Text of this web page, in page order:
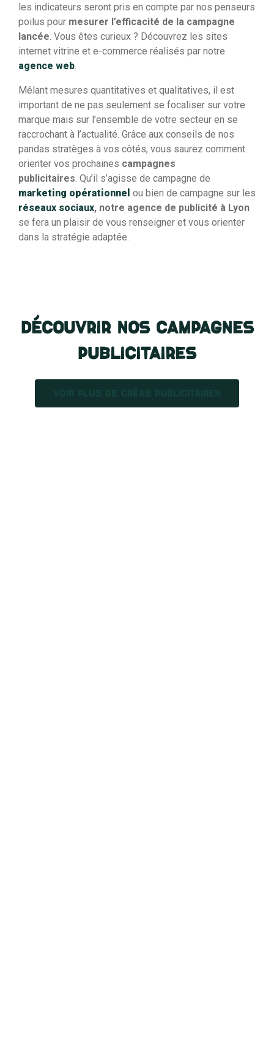
les indicateurs seront pris en compte par nos penseurs
poilus pour mesurer l’efficacité de la campagne
lancée. Vous êtes curieux ? Découvrez les sites
internet vitrine et e-commerce réalisés par notre
agence web.
Mêlant mesures quantitatives et qualitatives, il est
important de ne pas seulement se focaliser sur votre
marque mais sur l’ensemble de votre secteur en se
raccrochant à l’actualité. Grâce aux conseils de nos
pandas stratèges à vos côtés, vous saurez comment
orienter vos prochaines campagnes
publicitaires. Qu’il s’agisse de campagne de
marketing opérationnel ou bien de campagne sur les
réseaux sociaux, notre agence de publicité à Lyon
se fera un plaisir de vous renseigner et vous orienter
dans la stratégie adaptée.
Découvrir nos campagnes
publicitaires